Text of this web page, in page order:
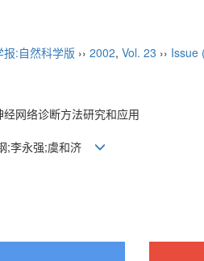
报:自然科学版 ›› 2002, Vol. 23 ›› Issue
网络诊断方法研究和应用
;李永强;虞和济